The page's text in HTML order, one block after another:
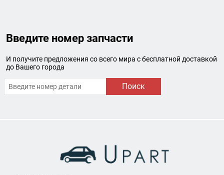
Введите номер запчасти
И получите предложения со всего мира с бесплатной доставкой
до Вашего города
Поиск